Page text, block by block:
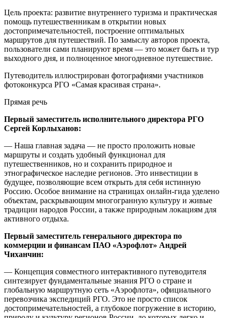
Цель проекта: развитие внутреннего туризма и практическая
помощь путешественникам в открытии новых
достопримечательностей, построение оптимальных
маршрутов для путешествий. По замыслу авторов проекта,
пользователи сами планируют время — это может быть и тур
выходного дня, и полноценное многодневное путешествие.
Путеводитель иллюстрирован фотографиями участников
фотоконкурса РГО «Самая красивая страна».
Прямая речь
Первый заместитель исполнительного директора РГО
Сергей Корлыханов:
— Наша главная задача — не просто проложить новые
маршруты и создать удобный функционал для
путешественников, но и сохранить природное и
этнографическое наследие регионов. Это инвестиции в
будущее, позволяющие всем открыть для себя истинную
Россию. Особое внимание на страницах онлайн-гида уделено
объектам, раскрывающим многогранную культуру и живые
традиции народов России, а также природным локациям для
активного отдыха.
Первый заместитель генерального директора по
коммерции и финансам ПАО «Аэрофлот» Андрей
Чиханчин:
— Концепция совместного интерактивного путеводителя
синтезирует фундаментальные знания РГО о стране и
глобальную маршрутную сеть «Аэрофлота», официального
перевозчика экспедиций РГО. Это не просто список
достопримечательностей, а глубокое погружение в историю,